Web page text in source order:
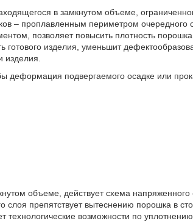
в замкнутом объеме,
– проплавленным периметром очередного
позволяет повысить плотность
готового изделия, уменьшит
изделия.
деформация подвергаемого осадке или
объеме, действует схема напряженного
слоя препятствует вытеснению порошка в
возможности по